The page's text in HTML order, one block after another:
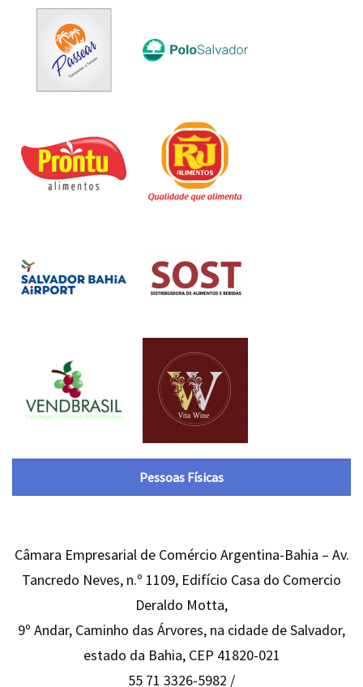
Pessoas Físicas
Câmara Empresarial de Comércio Argentina-Bahia – Av.
Tancredo Neves, n.º 1109, Edifício Casa do Comercio
Deraldo Motta,
9º Andar, Caminho das Árvores, na cidade de Salvador,
estado da Bahia, CEP 41820-021
55 71 3326-5982 /